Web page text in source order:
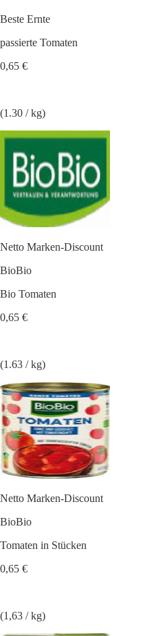
Beste Ernte
passierte Tomaten
0,65 €
(1.30 / kg)
Netto Marken-Discount
BioBio
Bio Tomaten
0,65 €
(1.63 / kg)
Netto Marken-Discount
BioBio
Tomaten in Stücken
0,65 €
(1,63 / kg)